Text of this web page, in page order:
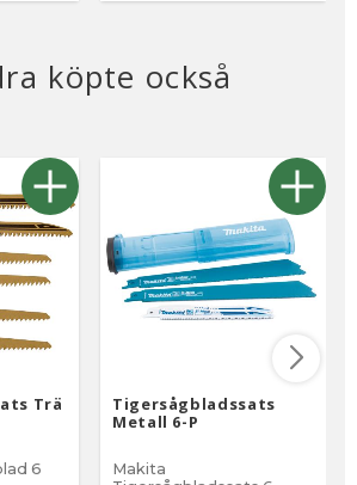
köpte också
Trä
6
Tigersågbladssats
Metall 6-P
Makita